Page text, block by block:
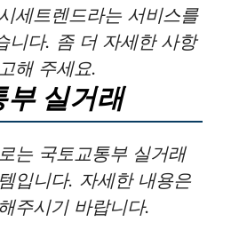
세트렌드라는 서비스를
니다. 좀 더 자세한 사항
해 주세요.
부 실거래
는 국토교통부 실거래
입니다. 자세한 내용은
주시기 바랍니다.